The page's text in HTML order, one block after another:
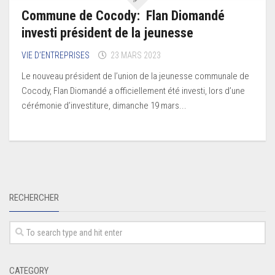
Commune de Cocody: Flan Diomandé
investi président de la jeunesse
VIE D’ENTREPRISES 23 MARS 2023
Le nouveau président de l’union de la jeunesse communale de
Cocody, Flan Diomandé a officiellement été investi, lors d’une
cérémonie d’investiture, dimanche 19 mars...
RECHERCHER
CATEGORY